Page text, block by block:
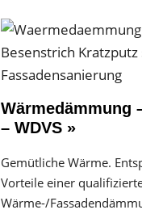
Wärmedämmung
– WDVS »
Gemütliche Wärme.
Vorteile einer
Wärme-/